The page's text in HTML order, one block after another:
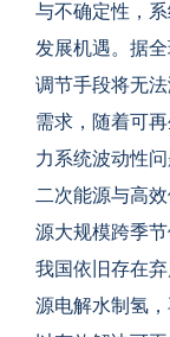
与不确定性，
发展机遇。据
调节手段将无
需求，随着可
力系统波动性
二次能源与高
源大规模跨季
我国依旧存在
源电解水制氢